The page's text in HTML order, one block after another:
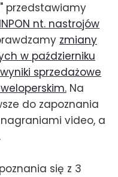
przedstawiamy
nt. nastrojów
zmiany
w październiku
sprzedażowe
Na
do zapoznania
video, a
.
się z 3